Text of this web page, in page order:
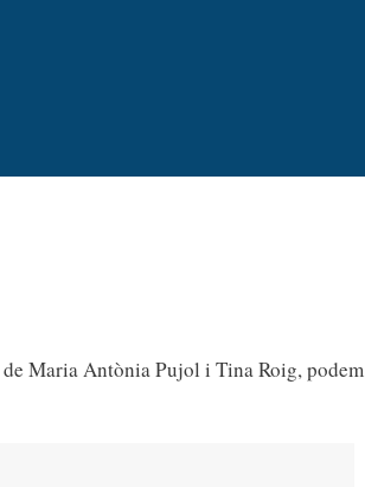
de Maria Antònia Pujol i Tina Roig, podem